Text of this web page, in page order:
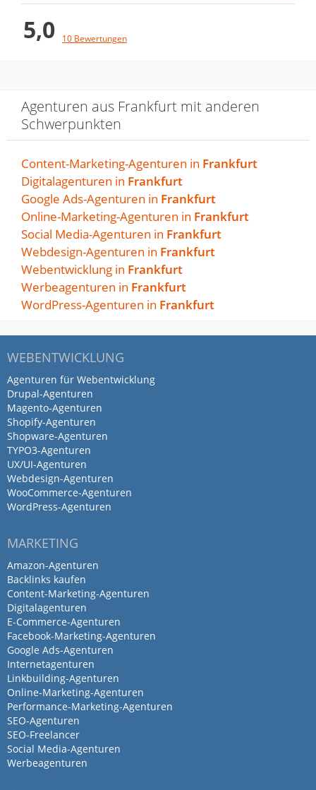
Jungs daher absolut empfehlen! Sehr
Antwort von WebQuantum GmbH
7. Januar 2026
Vielen Dank für Ihr Feedback! Klasse,…
Mehr
Wirklich super Unternehmen,
auch sehr Fair bei der
Abwicklung. Die…
von Philipp Inreiter · 6. November 2025
Wirklich super Unternehmen, auch sehr
Fair bei der Abwicklung. Die Website ist
Top, leider kann ich hier gerade kein Bild
posten. Über die Betreuung kann ich
ebenso nur gutes berichten, über
Whatsapp hat man hier unkompliziert
nahezu jederzeit einen tollen Support.
Sehr zu empfehlen
Antwort von WebQuantum GmbH
6. November 2025
Mehr
Wir sind sehr zufrieden mit dem
Service von Webquantum. Sowohl
die…
von Monika Klenk-Bickel · 31. Oktober 2025
Wir sind sehr zufrieden mit dem Service
von Webquantum. Sowohl die Qualität der
Arbeit, als auch der freundliche, schnelle,
kompetente, unkomplizierte und
zuverlässige Kontakt haben uns voll
5,0 10 Bewertungen
Agenturen aus Frankfurt mit anderen
Schwerpunkten
Content-Marketing-Agenturen in Frankfurt
Digitalagenturen in Frankfurt
Google Ads-Agenturen in Frankfurt
Online-Marketing-Agenturen in Frankfurt
Social Media-Agenturen in Frankfurt
Webdesign-Agenturen in Frankfurt
Webentwicklung in Frankfurt
Werbeagenturen in Frankfurt
WordPress-Agenturen in Frankfurt
WEBENTWICKLUNG
Agenturen für Webentwicklung
Drupal-Agenturen
Magento-Agenturen
Shopify-Agenturen
Shopware-Agenturen
TYPO3-Agenturen
UX/UI-Agenturen
Webdesign-Agenturen
WooCommerce-Agenturen
WordPress-Agenturen
MARKETING
Amazon-Agenturen
Backlinks kaufen
Content-Marketing-Agenturen
Digitalagenturen
E-Commerce-Agenturen
Facebook-Marketing-Agenturen
Google Ads-Agenturen
Internetagenturen
Linkbuilding-Agenturen
Online-Marketing-Agenturen
Performance-Marketing-Agenturen
SEO-Agenturen
SEO-Freelancer
Social Media-Agenturen
Werbeagenturen